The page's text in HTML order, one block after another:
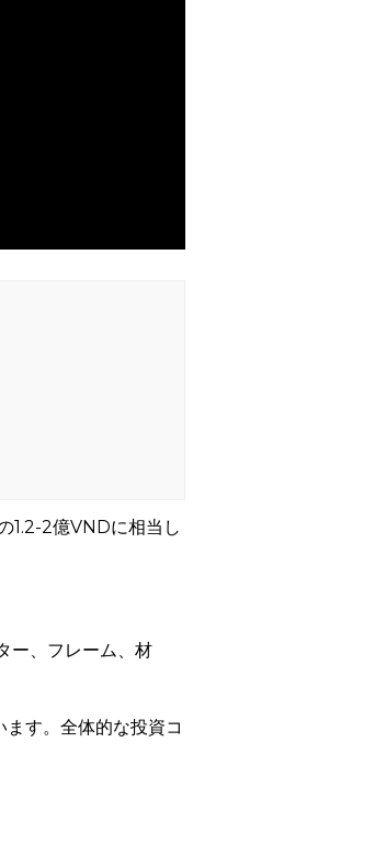
1.2-2億VNDに相当し
ー、フレーム、材
す。全体的な投資コ